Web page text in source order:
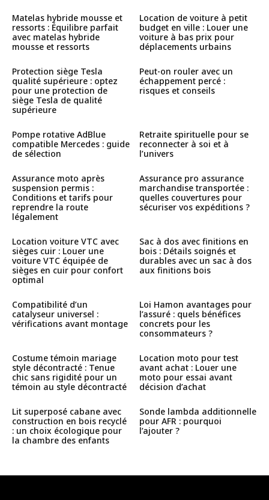
Matelas hybride mousse et
ressorts : Équilibre parfait
avec matelas hybride
mousse et ressorts
Location de voiture à petit
budget en ville : Louer une
voiture à bas prix pour
déplacements urbains
Protection siège Tesla
qualité supérieure : optez
pour une protection de
siège Tesla de qualité
supérieure
Peut-on rouler avec un
échappement percé :
risques et conseils
Pompe rotative AdBlue
compatible Mercedes : guide
de sélection
Retraite spirituelle pour se
reconnecter à soi et à
l’univers
Assurance moto après
suspension permis :
Conditions et tarifs pour
reprendre la route
légalement
Assurance pro assurance
marchandise transportée :
quelles couvertures pour
sécuriser vos expéditions ?
Location voiture VTC avec
sièges cuir : Louer une
voiture VTC équipée de
sièges en cuir pour confort
optimal
Sac à dos avec finitions en
bois : Détails soignés et
durables avec un sac à dos
aux finitions bois
Compatibilité d’un
catalyseur universel :
vérifications avant montage
Loi Hamon avantages pour
l’assuré : quels bénéfices
concrets pour les
consommateurs ?
Costume témoin mariage
style décontracté : Tenue
chic sans rigidité pour un
témoin au style décontracté
Location moto pour test
avant achat : Louer une
moto pour essai avant
décision d’achat
Lit superposé cabane avec
construction en bois recyclé
: un choix écologique pour
la chambre des enfants
Sonde lambda additionnelle
pour AFR : pourquoi
l’ajouter ?